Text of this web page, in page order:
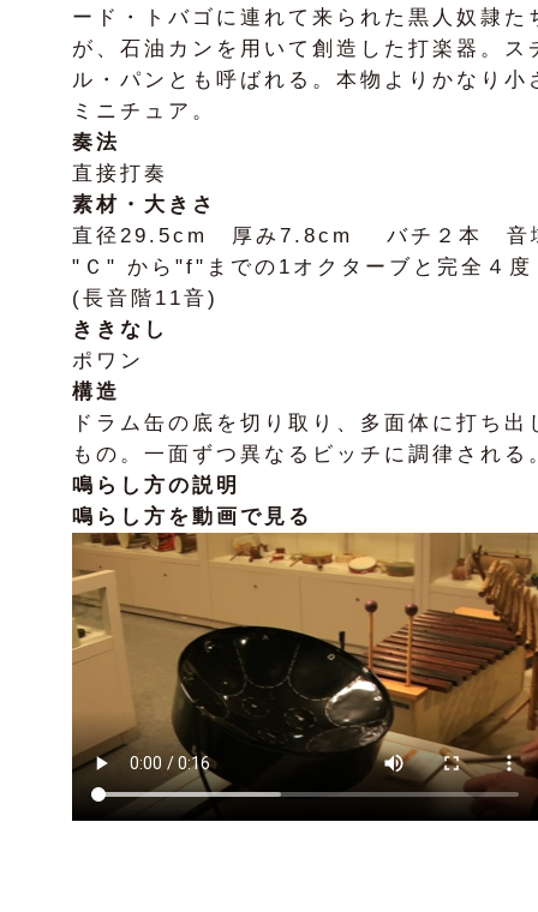
ード・トバゴに連れて来られた黒人奴隷た
が、石油カンを用いて創造した打楽器。ス
ル・パンとも呼ばれる。本物よりかなり小
ミニチュア。
奏法
直接打奏
素材・大きさ
直径29.5cm 厚み7.8cm バチ２本 音
"Ｃ" から"f"までの1オクターブと完全４
(長音階11音)
ききなし
ポワン
構造
ドラム缶の底を切り取り、多面体に打ち出
もの。一面ずつ異なるビッチに調律される
鳴らし方の説明
鳴らし方を動画で見る